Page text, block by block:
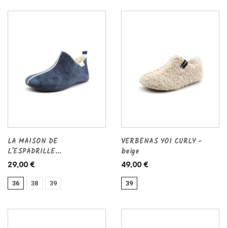
LA MAISON DE
L'ESPADRILLE...
29,00 €
36 38 39
VERBENAS YOI CURLY -
beige
49,00 €
39